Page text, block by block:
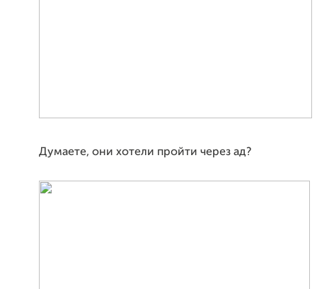
Думаете, они хотели пройти через ад?